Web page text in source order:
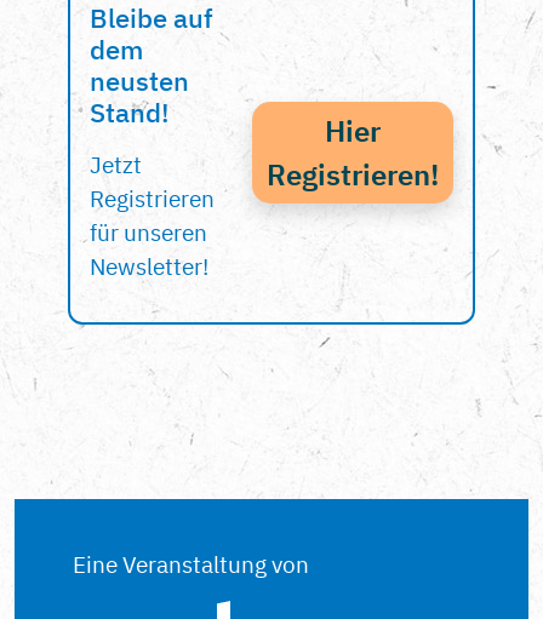
Bleibe auf
dem
neusten
Stand!
Jetzt
Registrieren
für unseren
Newsletter!
Hier
Registrieren!
Eine Veranstaltung von